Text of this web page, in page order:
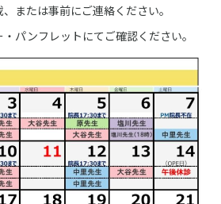
または事前にご連絡ください。
パンフレットにてご確認ください。